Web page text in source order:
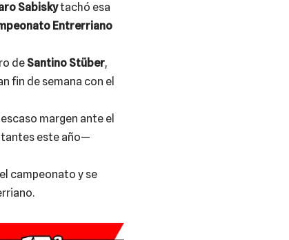
Sabiskytachó esa
Entrerriano
de Santino Stüber,
fin de semana con el
margen ante el
este año—
campeonato y se